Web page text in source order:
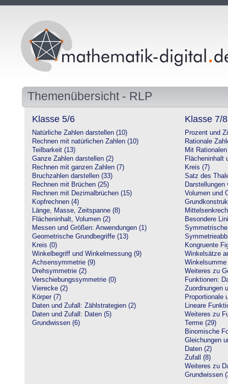
Themenübersicht - RLP
Klasse 5/6
Natürliche Zahlen darstellen (10)
Rechnen mit natürlichen Zahlen (10)
Teilbarkeit (13)
Ganze Zahlen darstellen (2)
Rechnen mit ganzen Zahlen (7)
Bruchzahlen darstellen (33)
Rechnen mit Brüchen (25)
Rechnen mit Dezimalbrüchen (15)
Kopfrechnen (4)
Länge, Masse, Zeitspanne (8)
Flächeninhalt, Volumen (2)
Messen und Größen: Anwendungen (1)
Geometrische Grundbegriffe (13)
Kreis (0)
Winkelbegriff und Winkelmessung (9)
Achsensymmetrie (9)
Drehsymmetrie (2)
Verschiebungssymmetrie (0)
Vierecke (2)
Körper (7)
Daten und Zufall: Zählstrategien (2)
Daten und Zufall: Daten (5)
Grundwissen (6)
Klasse 7/8
Prozent und
Rationale
Mit
Flächeninhalt
Kreis (7)
Satz des
Darstellungen
Volumen und
Besondere
Kongruente
Winkelsätze
Weiteres zu
Funktionen:
Zuordnungen
Proportionale
Lineare
Weiteres zu
Terme (29)
Binomische
Gleichungen
Daten (2)
Zufall (8)
Weiteres zu
Grundwissen